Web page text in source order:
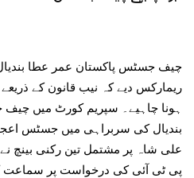
چیف جسٹس پاکستان عمر عطا
ریمارکس دیے کہ نیب قانون کے
ہونا چاہیے۔ سپریم کورٹ میں
بندیال کی سربراہی میں جسٹس
علی شاہ پر مشتمل تین رکنی بینچ
پی ٹی آئی کی درخواست پر